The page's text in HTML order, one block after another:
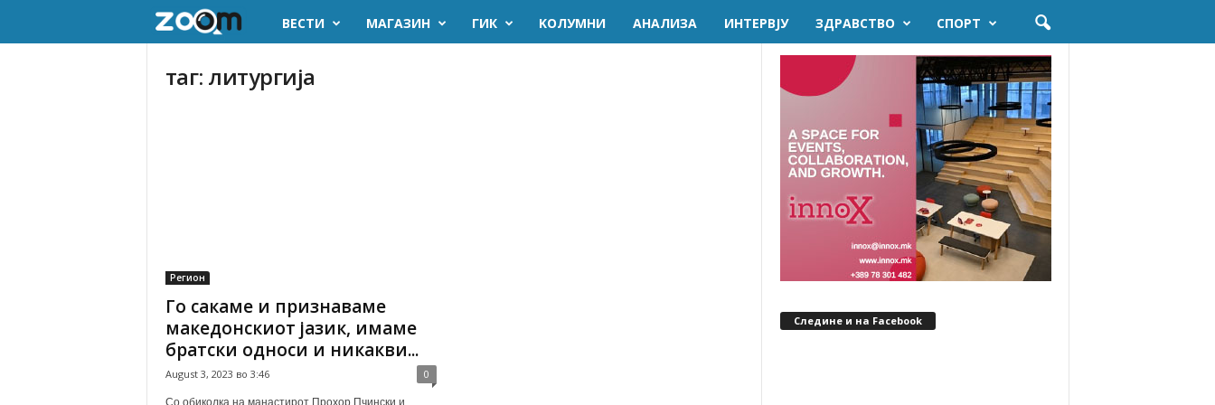
ВЕСТИ МАГАЗИН ГИК KОЛУМНИ AНАЛИЗА ИНТЕРВЈУ ЗДРАВСТВО СПОРТ
таг: литургија
Регион
Го сакаме и признаваме
македонскиот јазик, имаме
братски односи и никакви...
August 3, 2023 во 3:46 0
Со обиколка на манастирот Прохор Пчински и
Следине и на Facebook